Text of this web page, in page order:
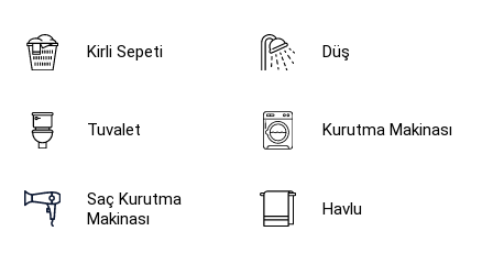
Kirli Sepeti Düş
Tuvalet Kurutma Makinası
Saç Kurutma
Makinası
Havlu